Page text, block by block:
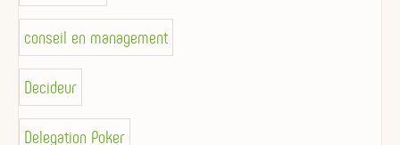
conseil en management
Decideur
Delegation Poker